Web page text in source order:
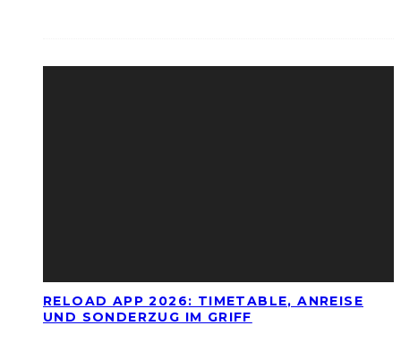
RELOAD APP 2026: TIMETABLE, ANREISE
UND SONDERZUG IM GRIFF